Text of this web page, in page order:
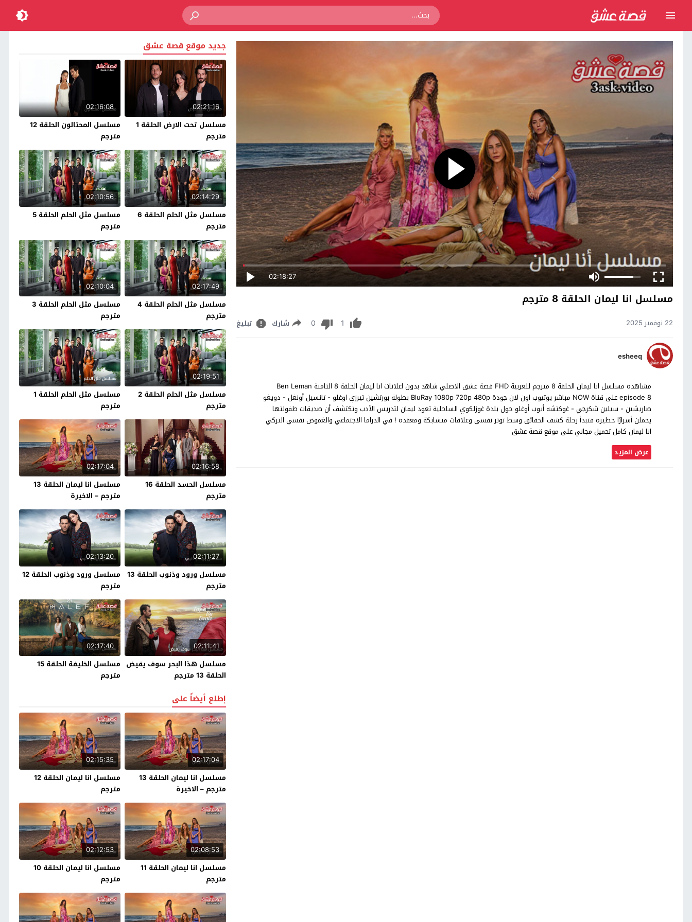
02:18:27
مسلسل انا ليمان الحلقة 8 مترجم
22 نوفمبر 2025 1
0 شارك تبليغ
esheeq
مشاهدة مسلسل انا ليمان الحلقة 8 مترجم للعربية FHD قصة عشق الاصلي شاهد بدون اعلانات انا ليمان الحلقة 8 الثامنة Ben Leman
episode 8 على قناة NOW مباشر يوتيوب اون لان جودة BluRay 1080p 720p 480p بطولة بورتشين تيرزي اوغلو - تانسيل أونغل - دويغو
صاريشين - سيلين شكرجي - غوكتشه أيوب أوغلو حول بلدة غوزلكوي الساحلية تعود ليمان لتدريس الأدب وتكتشف أن صديقات طفولتها
يحملن أسرارًا خطيرة فتبدأ رحلة كشف الحقائق وسط توتر نفسي وعلاقات متشابكة ومعقدة ! في الدراما الاجتماعي والغموض نفسي التركي
انا ليمان كامل تحميل مجاني على موقع قصة عشق
عرض المزيد
جديد موقع قصة عشق
02:21:16
مسلسل تحت الارض الحلقة 1
مترجم
02:16:08
مسلسل المحتالون الحلقة 12
مترجم
02:14:29
مسلسل مثل الحلم الحلقة 6
مترجم
02:10:56
مسلسل مثل الحلم الحلقة 5
مترجم
02:17:49
مسلسل مثل الحلم الحلقة 4
مترجم
02:10:04
مسلسل مثل الحلم الحلقة 3
مترجم
02:19:51
مسلسل مثل الحلم الحلقة 2
مترجم
مسلسل مثل الحلم الحلقة 1
مترجم
02:16:58
مسلسل الحسد الحلقة 16
مترجم
02:17:04
مسلسل انا ليمان الحلقة 13
مترجم – الاخيرة
02:11:27
مسلسل ورود وذنوب الحلقة 13
مترجم
02:13:20
مسلسل ورود وذنوب الحلقة 12
مترجم
02:11:41
مسلسل هذا البحر سوف يفيض
الحلقة 13 مترجم
02:17:40
مسلسل الخليفة الحلقة 15
مترجم
إطلع أيضاً على
02:17:04
مسلسل انا ليمان الحلقة 13
مترجم – الاخيرة
02:15:35
مسلسل انا ليمان الحلقة 12
مترجم
02:08:53
مسلسل انا ليمان الحلقة 11
مترجم
02:12:53
مسلسل انا ليمان الحلقة 10
مترجم